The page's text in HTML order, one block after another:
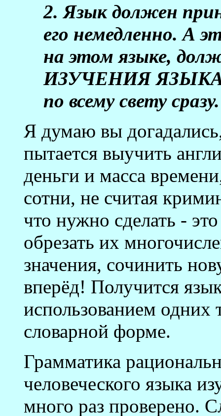
2. Язык должен
его немедленно. А
на этом языке,
ИЗУЧЕНИЯ ЯЗЫКА,
по всему свету сразу.
Я думаю вы
пытается выучить
деньги и масса
сотни, не считая
что нужно сделать -
обрезать их
значения, сочинить
вперёд! Получится
использованием одних
словарной форме.
Грамматика
человеческого языка
много раз проверено.